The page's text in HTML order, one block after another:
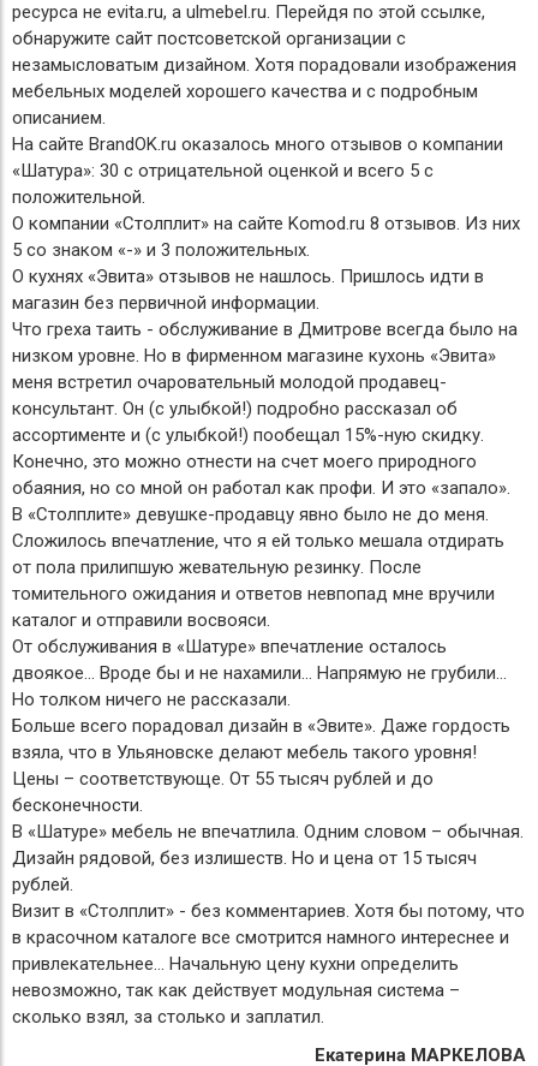
ресурса не evita.ru, а ulmebel.ru. Перейдя по этой ссылке,
обнаружите сайт постсоветской организации с
незамысловатым дизайном. Хотя порадовали изображения
мебельных моделей хорошего качества и с подробным
описанием.
На сайте BrandOK.ru оказалось много отзывов о компании
«Шатура»: 30 с отрицательной оценкой и всего 5 с
положительной.
О компании «Столплит» на сайте Komod.ru 8 отзывов. Из них
5 со знаком «-» и 3 положительных.
О кухнях «Эвита» отзывов не нашлось. Пришлось идти в
магазин без первичной информации.
Что греха таить - обслуживание в Дмитрове всегда было на
низком уровне. Но в фирменном магазине кухонь «Эвита»
меня встретил очаровательный молодой продавец-
консультант. Он (с улыбкой!) подробно рассказал об
ассортименте и (с улыбкой!) пообещал 15%-ную скидку.
Конечно, это можно отнести на счет моего природного
обаяния, но со мной он работал как профи. И это «запало».
В «Столплите» девушке-продавцу явно было не до меня.
Сложилось впечатление, что я ей только мешала отдирать
от пола прилипшую жевательную резинку. После
томительного ожидания и ответов невпопад мне вручили
каталог и отправили восвояси.
От обслуживания в «Шатуре» впечатление осталось
двоякое… Вроде бы и не нахамили… Напрямую не грубили…
Но толком ничего не рассказали.
Больше всего порадовал дизайн в «Эвите». Даже гордость
взяла, что в Ульяновске делают мебель такого уровня!
Цены – соответствующе. От 55 тысяч рублей и до
бесконечности.
В «Шатуре» мебель не впечатлила. Одним словом – обычная.
Дизайн рядовой, без излишеств. Но и цена от 15 тысяч
рублей.
Визит в «Столплит» - без комментариев. Хотя бы потому, что
в красочном каталоге все смотрится намного интереснее и
привлекательнее… Начальную цену кухни определить
невозможно, так как действует модульная система –
сколько взял, за столько и заплатил.
Екатерина МАРКЕЛОВА